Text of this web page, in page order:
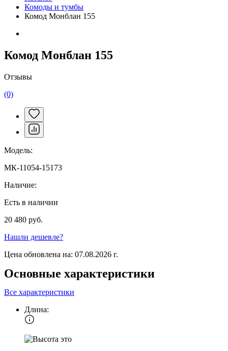
Комоды и тумбы
Комод Монблан 155
Комод Монблан 155
Отзывы
(0)
Модель:
МК-11054-15173
Наличие:
Есть в наличии
20 480 руб.
Нашли дешевле?
Цена обновлена на: 07.08.2026 г.
Основные характеристики
Все характеристики
Длина: